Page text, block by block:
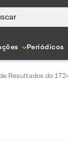
Periódicos
Resultados do